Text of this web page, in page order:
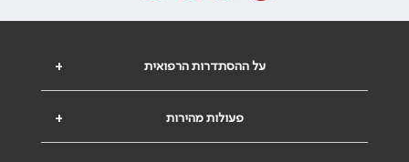
+ על ההסתדרות הרפואית
+ פעולות מהירות